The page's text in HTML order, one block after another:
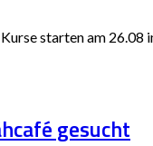
starten am
gesucht